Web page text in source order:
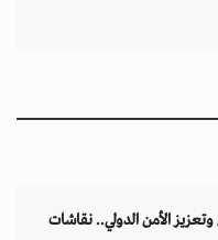
الأمن الدولي.. نقاشات